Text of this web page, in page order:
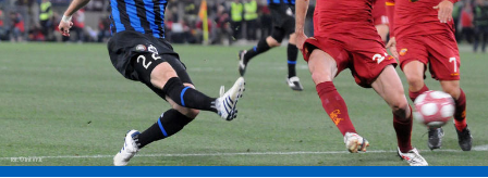
fot. © inter.it